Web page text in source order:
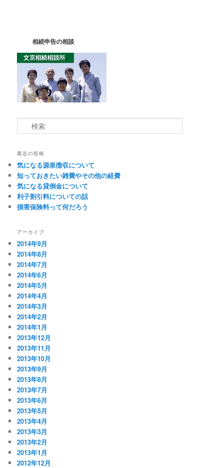
相続申告の相談
索
最近の投稿
気になる源泉徴収について
知っておきたい雑費やその他の経費
気になる貸倒金について
利子割引料についての話
損害保険料って何だろう
アーカイブ
2014年9月
2014年8月
2014年7月
2014年6月
2014年5月
2014年4月
2014年3月
2014年2月
2014年1月
2013年12月
2013年11月
2013年10月
2013年9月
2013年8月
2013年7月
2013年6月
2013年5月
2013年4月
2013年3月
2013年2月
2013年1月
2012年12月